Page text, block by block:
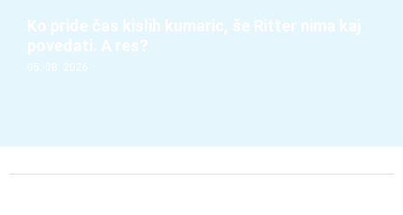
Ko pride čas kislih kumaric, še Ritter nima kaj
povedati. A res?
05. 08. 2026